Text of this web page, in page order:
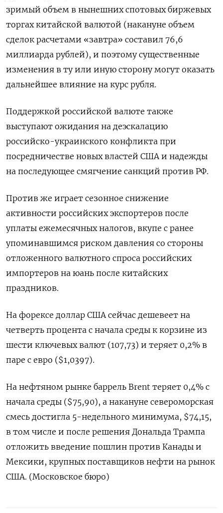
зримый объем в нынешних спотовых биржевых
торгах китайской валютой (накануне объем
сделок расчетами «завтра» составил 76,6
миллиарда рублей), и поэтому существенные
изменения в ту или иную сторону могут оказать
дальнейшее влияние на курс рубля.
Поддержкой российской валюте также
выступают ожидания на деэскалацию
российско-украинского конфликта при
посредничестве новых властей США и надежды
на последующее смягчение санкций против РФ.
Против же играет сезонное снижение
активности российских экспортеров после
уплаты ежемесячных налогов, вкупе с ранее
упоминавшимся риском давления со стороны
отложенного валютного спроса российских
импортеров на юань после китайских
праздников.
На форексе доллар США сейчас дешевеет на
четверть процента с начала среды к корзине из
шести ключевых валют (107,73) и теряет 0,2% в
паре с евро ($1,0397).
На нефтяном рынке баррель Brent теряет 0,4% с
начала среды ($75,90), а накануне североморская
смесь достигла 5-недельного минимума, $74,15,
в том числе и после решения Дональда Трампа
отложить введение пошлин против Канады и
Мексики, крупных поставщиков нефти на рынок
США. (Московское бюро)